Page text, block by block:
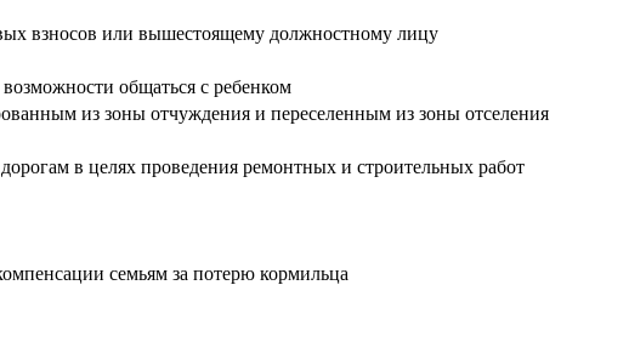
взносов или вышестоящему должностному лицу
общаться с ребенком
из зоны отчуждения и переселенным из зоны отселения
в целях проведения ремонтных и строительных работ
семьям за потерю кормильца